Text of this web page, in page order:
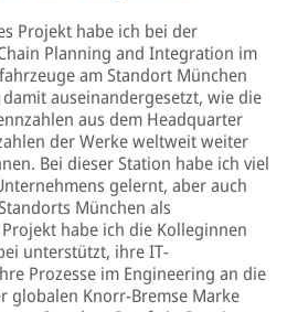
Projekt habe ich bei der
Planning and Integration im
am Standort München
auseinandergesetzt, wie die
aus dem Headquarter
der Werke weltweit weiter
Bei dieser Station habe ich viel
gelernt, aber auch
München als
habe ich die Kolleginnen
unterstützt, ihre IT-
Prozesse im Engineering an die
globalen Knorr-Bremse Marke